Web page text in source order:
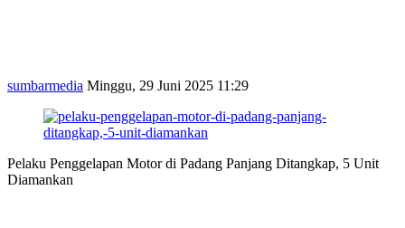
sumbarmedia Minggu, 29 Juni 2025 11:29
Pelaku Penggelapan Motor di Padang Panjang Ditangkap, 5 Unit
Diamankan